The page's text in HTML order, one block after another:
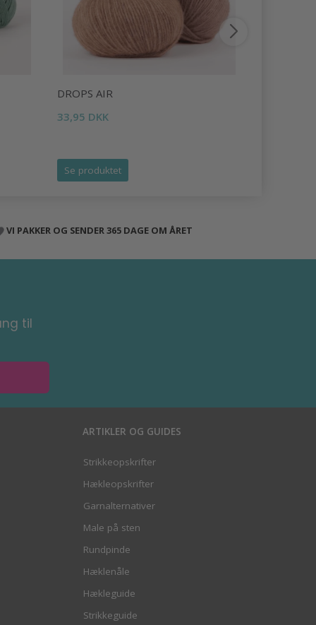
DROPS AIR
33,95 DKK
Se produktet
VI PAKKER OG SENDER 365 DAGE OM ÅRET
til
ARTIKLER OG GUIDES
Strikkeopskrifter
Hækleopskrifter
Garnalternativer
Male på sten
Rundpinde
Hæklenåle
Hækleguide
Strikkeguide